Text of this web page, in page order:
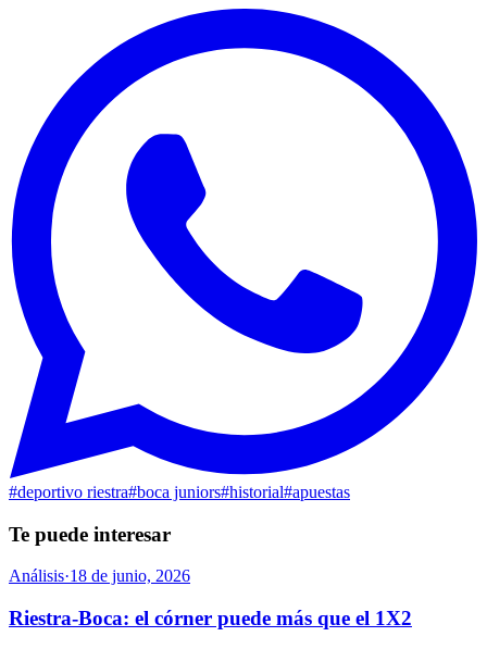
#deportivo riestra#boca juniors#historial#apuestas
Te puede interesar
Análisis·18 de junio, 2026
Riestra-Boca: el córner puede más que el 1X2